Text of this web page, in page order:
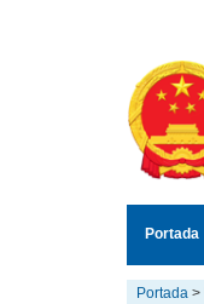
Portada
Portada >